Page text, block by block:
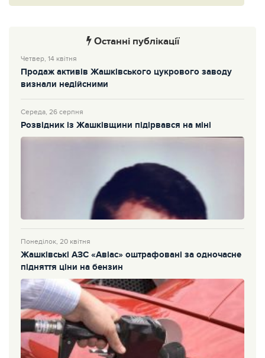
Останні публікації
Четвер, 14 квітня
Продаж активів Жашківського цукрового заводу
визнали недійсними
Середа, 26 серпня
Розвідник із Жашківщини підірвався на міні
Понеділок, 20 квітня
Жашківські АЗС «Авіас» оштрафовані за одночасне
підняття ціни на бензин